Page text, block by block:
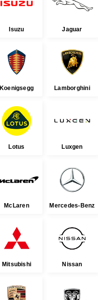
Isuzu Jaguar
Koenigsegg Lamborghini
Lotus Luxgen
McLaren Mercedes-Benz
Mitsubishi Nissan